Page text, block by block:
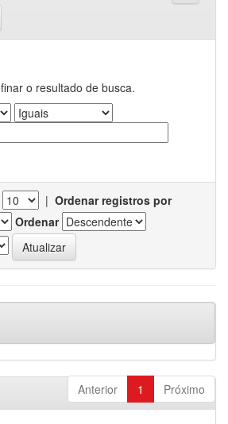
o resultado de busca.
| Ordenar registros por
Ordenar
Anterior 1 Próximo